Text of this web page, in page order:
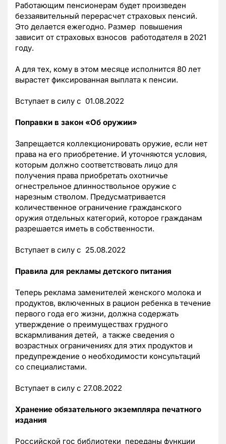
Работающим пенсионерам будет произведен
беззаявительный перерасчет страховых пенсий.
Это делается ежегодно. Размер повышения
зависит от страховых взносов работодателя в 2021
году.
А для тех, кому в этом месяце исполнится 80 лет
вырастет фиксированная выплата к пенсии.
Вступает в силу с 01.08.2022
Поправки в закон «Об оружии»
Запрещается коллекционировать оружие, если нет
права на его приобретение. И уточняются условия,
которым должно соответствовать лицо для
получения права приобретать охотничье
огнестрельное длинноствольное оружие с
нарезным стволом. Предусматривается
количественное ограничение гражданского
оружия отдельных категорий, которое гражданам
разрешается иметь в собственности.
Вступает в силу с 25.08.2022
Правила для рекламы детского питания
Теперь реклама заменителей женского молока и
продуктов, включенных в рацион ребенка в течение
первого года его жизни, должна содержать
утверждение о преимуществах грудного
вскармливания детей, а также сведения о
возрастных ограничениях для этих продуктов и
предупреждение о необходимости консультаций
со специалистами.
Вступает в силу с 27.08.2022
Хранение обязательного экземпляра печатного
издания
Российской гос библиотеки переданы функции